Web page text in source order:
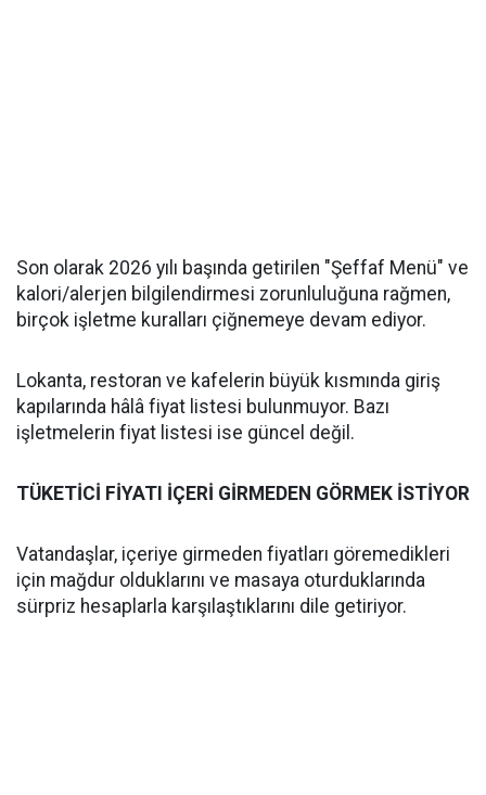
Son olarak 2026 yılı başında getirilen "Şeffaf Menü" ve
kalori/alerjen bilgilendirmesi zorunluluğuna rağmen,
birçok işletme kuralları çiğnemeye devam ediyor.
Lokanta, restoran ve kafelerin büyük kısmında giriş
kapılarında hâlâ fiyat listesi bulunmuyor. Bazı
işletmelerin fiyat listesi ise güncel değil.
TÜKETİCİ FİYATI İÇERİ GİRMEDEN GÖRMEK İSTİYOR
Vatandaşlar, içeriye girmeden fiyatları göremedikleri
için mağdur olduklarını ve masaya oturduklarında
sürpriz hesaplarla karşılaştıklarını dile getiriyor.